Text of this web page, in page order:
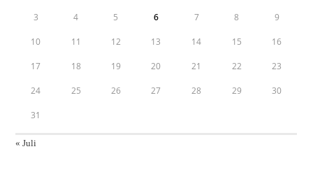
3 4 5 6 7 8 9
10 11 12 13 14 15 16
17 18 19 20 21 22 23
24 25 26 27 28 29 30
31
« Juli